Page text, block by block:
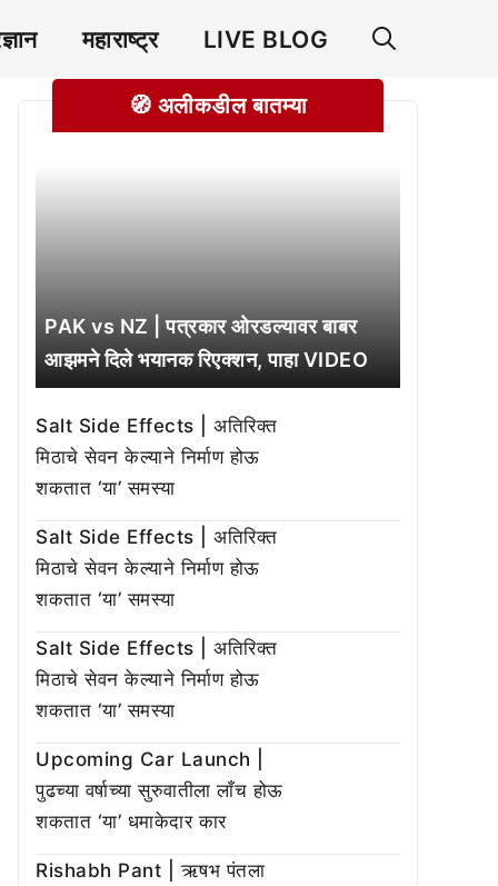
महाराष्ट्र LIVE BLOG
🧭 अलीकडील बातम्या
PAK vs NZ | पत्रकार ओरडल्यावर बाबर
आझमने दिले भयानक रिएक्शन, पाहा VIDEO
Salt Side Effects | अतिरिक्त
मिठाचे सेवन केल्याने निर्माण होऊ
शकतात ‘या’ समस्या
Salt Side Effects | अतिरिक्त
मिठाचे सेवन केल्याने निर्माण होऊ
शकतात ‘या’ समस्या
Salt Side Effects | अतिरिक्त
मिठाचे सेवन केल्याने निर्माण होऊ
शकतात ‘या’ समस्या
Upcoming Car Launch |
पुढच्या वर्षाच्या सुरुवातीला लाँच होऊ
शकतात ‘या’ धमाकेदार कार
Rishabh Pant | ऋषभ पंतला